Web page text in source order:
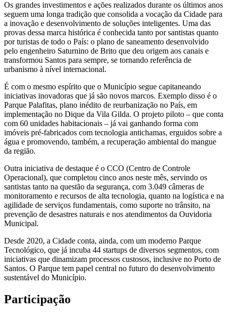
Os grandes investimentos e ações realizados durante os últimos anos
seguem uma longa tradição que consolida a vocação da Cidade para
a inovação e desenvolvimento de soluções inteligentes. Uma das
provas dessa marca histórica é conhecida tanto por santistas quanto
por turistas de todo o País: o plano de saneamento desenvolvido
pelo engenheiro Saturnino de Brito que deu origem aos canais e
transformou Santos para sempre, se tornando referência de
urbanismo à nível internacional.
É com o mesmo espírito que o Município segue capitaneando
iniciativas inovadoras que já são novos marcos. Exemplo disso é o
Parque Palafitas, plano inédito de reurbanização no País, em
implementação no Dique da Vila Gilda. O projeto piloto – que conta
com 60 unidades habitacionais – já vai ganhando forma com
imóveis pré-fabricados com tecnologia antichamas, erguidos sobre a
água e promovendo, também, a recuperação ambiental do mangue
da região.
Outra iniciativa de destaque é o CCO (Centro de Controle
Operacional), que completou cinco anos neste mês, servindo os
santistas tanto na questão da segurança, com 3.049 câmeras de
monitoramento e recursos de alta tecnologia, quanto na logística e na
agilidade de serviços fundamentais, como suporte no trânsito, na
prevenção de desastres naturais e nos atendimentos da Ouvidoria
Municipal.
Desde 2020, a Cidade conta, ainda, com um moderno Parque
Tecnológico, que já incuba 44 startups de diversos segmentos, com
iniciativas que dinamizam processos custosos, inclusive no Porto de
Santos. O Parque tem papel central no futuro do desenvolvimento
sustentável do Município.
Participação